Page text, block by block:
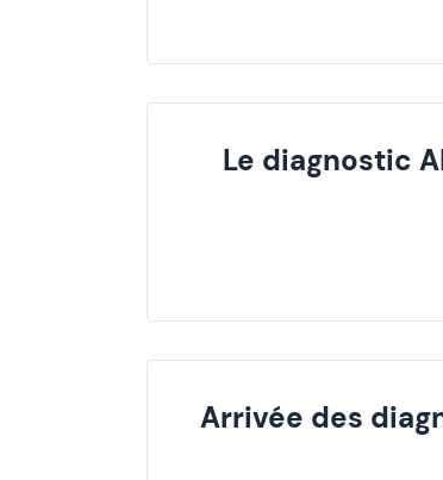
Le diagnostic
Arrivée des